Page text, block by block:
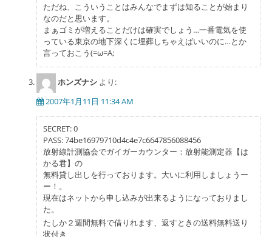
ただね、こういうことはみんなでまずは知ることが始まり
なのだと思います。
まぁゴミが増えることだけは確実でしょう…一番電気を使
っている東京の地下深くに埋葬しちゃえばいいのに…とか
言っておこう(=ω=A;
ホンズナシ より:
2007年1月11日 11:34 AM
SECRET: 0
PASS: 74be16979710d4c4e7c6647856088456
放射線計測協会でガイガーカウンター：放射能測定器【は
かる君】の
無料貸し出しを行っております。大いに利用しましょうー
ー！。
現在はネットから申し込みが出来るようになっておりまし
た。
たしか２週間無料で借りれます、返すときの送料無料送り
状付き